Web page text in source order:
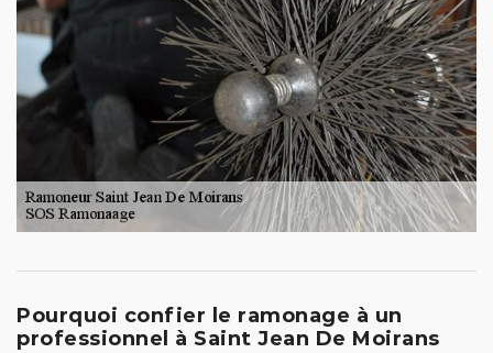
Pourquoi confier le ramonage à un
professionnel à Saint Jean De Moirans